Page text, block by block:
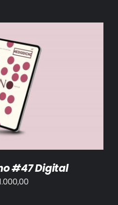
/
#47 Digital